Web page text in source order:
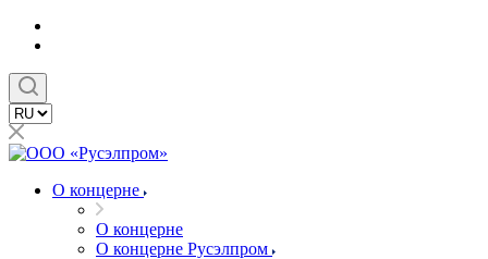
О концерне
О концерне
О концерне Русэлпром